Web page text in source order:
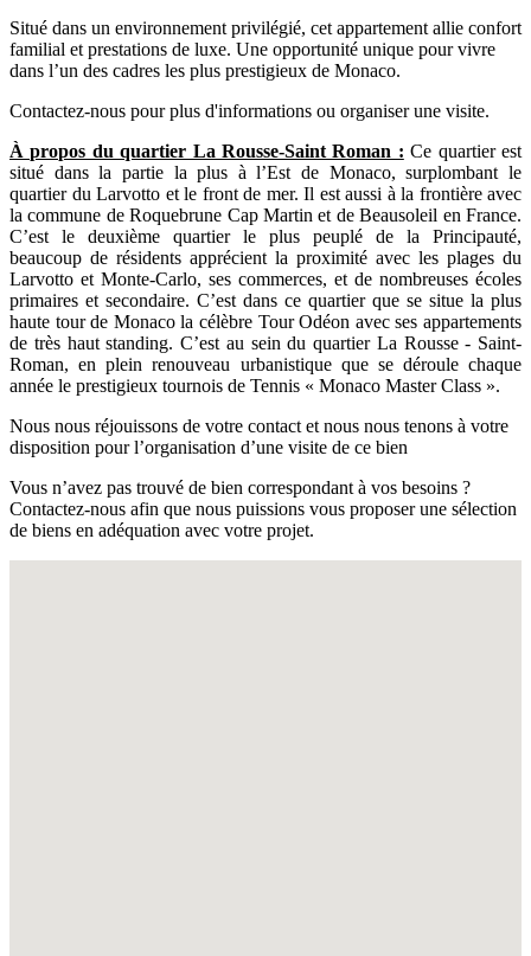
Situé dans un environnement privilégié, cet appartement allie confort
familial et prestations de luxe. Une opportunité unique pour vivre
dans l’un des cadres les plus prestigieux de Monaco.
Contactez-nous pour plus d'informations ou organiser une visite.
À propos du quartier La Rousse-Saint Roman : Ce quartier est
situé dans la partie la plus à l’Est de Monaco, surplombant le
quartier du Larvotto et le front de mer. Il est aussi à la frontière avec
la commune de Roquebrune Cap Martin et de Beausoleil en France.
C’est le deuxième quartier le plus peuplé de la Principauté,
beaucoup de résidents apprécient la proximité avec les plages du
Larvotto et Monte-Carlo, ses commerces, et de nombreuses écoles
primaires et secondaire. C’est dans ce quartier que se situe la plus
haute tour de Monaco la célèbre Tour Odéon avec ses appartements
de très haut standing. C’est au sein du quartier La Rousse - Saint-
Roman, en plein renouveau urbanistique que se déroule chaque
année le prestigieux tournois de Tennis « Monaco Master Class ».
Nous nous réjouissons de votre contact et nous nous tenons à votre
disposition pour l’organisation d’une visite de ce bien
Vous n’avez pas trouvé de bien correspondant à vos besoins ?
Contactez-nous afin que nous puissions vous proposer une sélection
de biens en adéquation avec votre projet.